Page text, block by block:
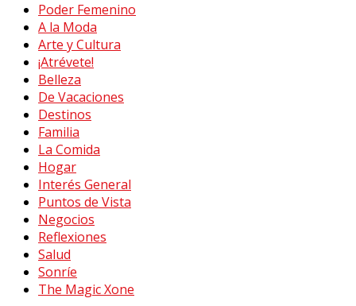
Poder Femenino
A la Moda
Arte y Cultura
¡Atrévete!
Belleza
De Vacaciones
Destinos
Familia
La Comida
Hogar
Interés General
Puntos de Vista
Negocios
Reflexiones
Salud
Sonríe
The Magic Xone